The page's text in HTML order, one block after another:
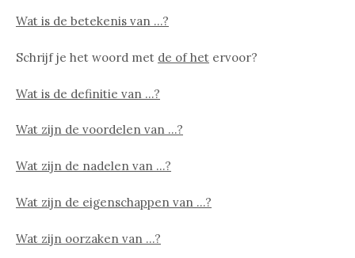
Wat is de betekenis van …?
Schrijf je het woord met de of het ervoor?
Wat is de definitie van …?
Wat zijn de voordelen van …?
Wat zijn de nadelen van …?
Wat zijn de eigenschappen van …?
Wat zijn oorzaken van …?